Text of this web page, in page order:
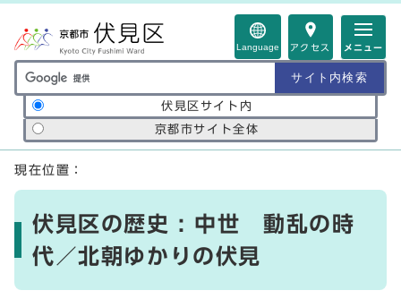
Language アクセス メニュー
サイト内検索の範囲
伏見区サイト内
京都市サイト全体
ここから本文です
現在位置：
伏見区の歴史 : 中世 動乱の時
代／北朝ゆかりの伏見